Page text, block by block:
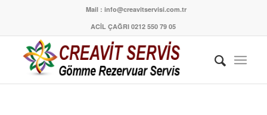
Mail : info@creavitservisi.com.tr
ACİL ÇAĞRI 0212 550 79 05